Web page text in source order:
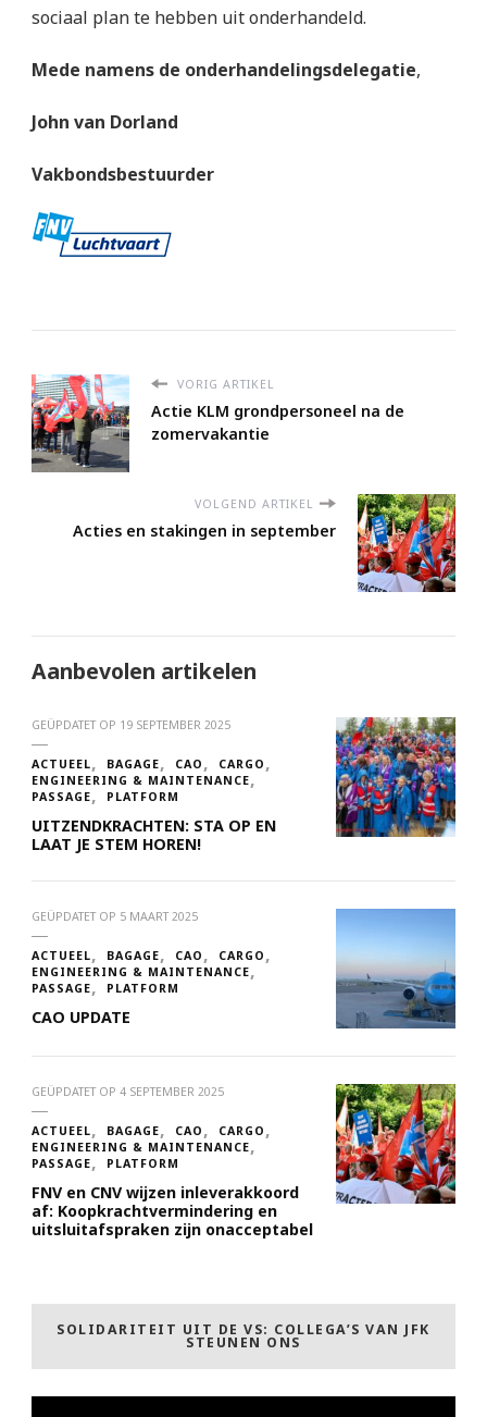
sociaal plan te hebben uit onderhandeld.
Mede namens de onderhandelingsdelegatie,
John van Dorland
Vakbondsbestuurder
VORIG ARTIKEL
Actie KLM grondpersoneel na de
zomervakantie
VOLGEND ARTIKEL
Acties en stakingen in september
Aanbevolen artikelen
GEÜPDATET OP 19 SEPTEMBER 2025
ACTUEEL BAGAGE CAO
CARGO
ENGINEERING & MAINTENANCE
PASSAGE
PLATFORM
UITZENDKRACHTEN: STA OP EN
LAAT JE STEM HOREN!
GEÜPDATET OP 5 MAART 2025
ACTUEEL BAGAGE CAO
CARGO
ENGINEERING & MAINTENANCE
PASSAGE
PLATFORM
CAO UPDATE
GEÜPDATET OP 4 SEPTEMBER 2025
ACTUEEL BAGAGE CAO
CARGO
ENGINEERING & MAINTENANCE
PASSAGE
PLATFORM
FNV en CNV wijzen inleverakkoord
af: Koopkrachtvermindering en
uitsluitafspraken zijn onacceptabel
SOLIDARITEIT UIT DE VS: COLLEGA’S VAN JFK
STEUNEN ONS